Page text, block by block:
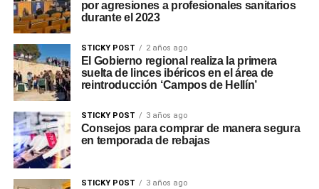
por agresiones a profesionales sanitarios
durante el 2023
STICKY POST 2 años ago
El Gobierno regional realiza la primera
suelta de linces ibéricos en el área de
reintroducción ‘Campos de Hellín’
STICKY POST 3 años ago
Consejos para comprar de manera segura
en temporada de rebajas
STICKY POST 3 años ago